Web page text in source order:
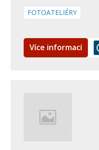
FOTOATELIÉRY
Více informací